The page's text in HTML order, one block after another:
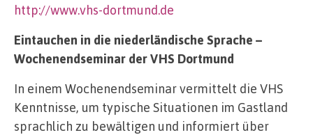
http://www.vhs-dortmund.de
Eintauchen in die niederländische Sprache –
Wochenendseminar der VHS Dortmund
In einem Wochenendseminar vermittelt die VHS
Kenntnisse, um typische Situationen im Gastland
sprachlich zu bewältigen und informiert über